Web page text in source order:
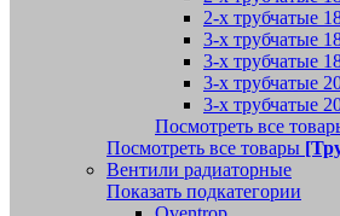
2-х трубчатые
3-х трубчатые
3-х трубчатые
3-х трубчатые
3-х трубчатые
Посмотреть все
Посмотреть все товары
Вентили радиаторные
Показать подкатегории